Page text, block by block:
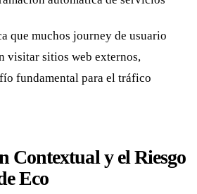
que muchos journey de usuario
visitar sitios web externos,
fundamental para el tráfico
Contextual y el Riesgo
Eco